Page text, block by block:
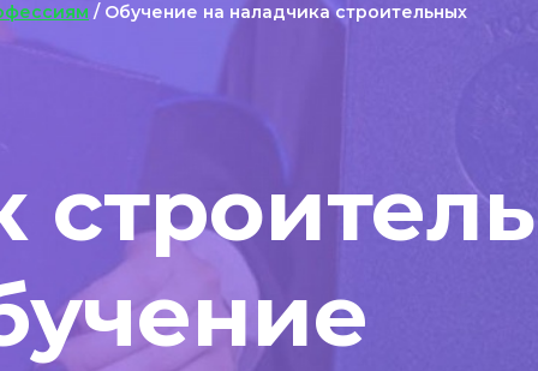
/ Обучение на наладчика строительных